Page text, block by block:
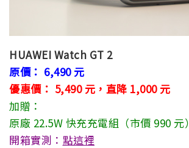
HUAWEI Watch GT 2
原價： 6,490 元
優惠價： 5,490 元，直降 1,000 元
加贈：
原廠 22.5W 快充充電組（市價 990 元）
開箱實測： 點這裡